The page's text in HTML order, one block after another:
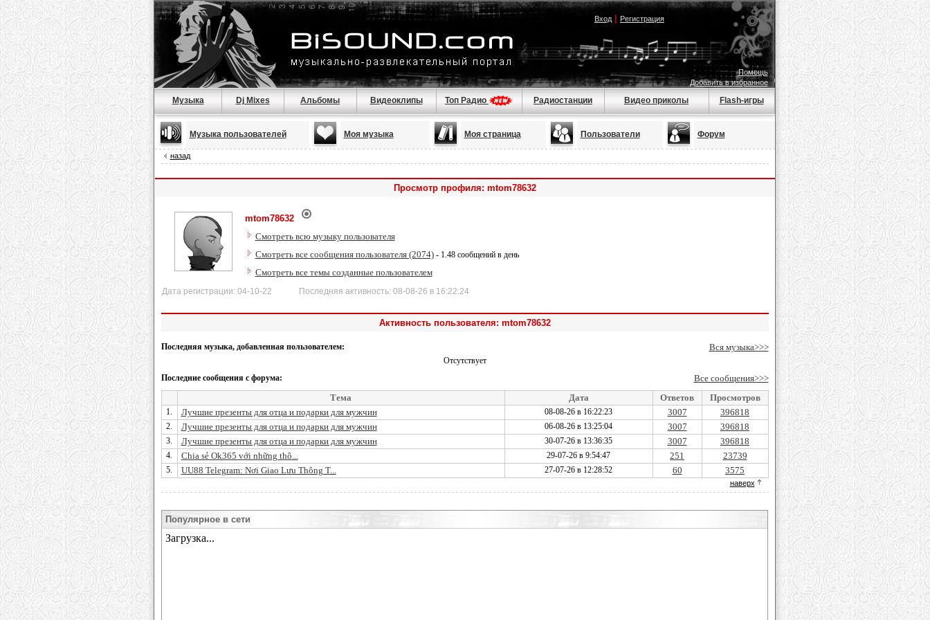
Вход| Регистрация
Помощь
Добавить в избранное
Музыка Dj Mixes Альбомы Видеоклипы Топ Радио Радиостанции Видео приколы Flash-игры
Музыка пользователей Моя музыка Моя страница Пользователи Форум
назад
Просмотр профиля: mtom78632
mtom78632
Смотреть всю музыку пользователя
Смотреть все сообщения пользователя (2074)- 1.48 сообщений в день
Смотреть все темы созданные пользователем
Дата регистрации: 04-10-22 Последняя активность: 08-08-26 в 16:22:24
Активность пользователя: mtom78632
Последняя музыка, добавленная пользователем: Вся музыка>>>
Отсутствует
Последние сообщения с форума:
Все сообщения>>>
Тема
Дата Ответов Просмотров
1. Лучшие презенты для отца и подарки для мужчин 08-08-26 в 16:22:23 3007 396818
2. Лучшие презенты для отца и подарки для мужчин 06-08-26 в 13:25:04 3007 396818
3. Лучшие презенты для отца и подарки для мужчин 30-07-26 в 13:36:35 3007 396818
4. Chia sẻ Ok365 với những thô... 29-07-26 в 9:54:47 251 23739
5. UU88 Telegram: Nơi Giao Lưu Thông T... 27-07-26 в 12:28:52 60 3575
наверх
Популярное в сети